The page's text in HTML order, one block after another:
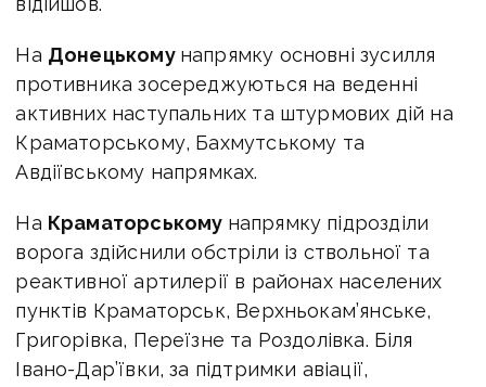
На Донецькому напрямку основні зусилля
противника зосереджуються на веденні
активних наступальних та штурмових дій на
Краматорському, Бахмутському та
Авдіївському напрямках.
На Краматорському напрямку підрозділи
ворога здійснили обстріли із ствольної та
реактивної артилерії в районах населених
пунктів Краматорськ, Верхньокам’янське,
Григорівка, Переїзне та Роздолівка. Біля
Івано-Дар’ївки, за підтримки авіації,